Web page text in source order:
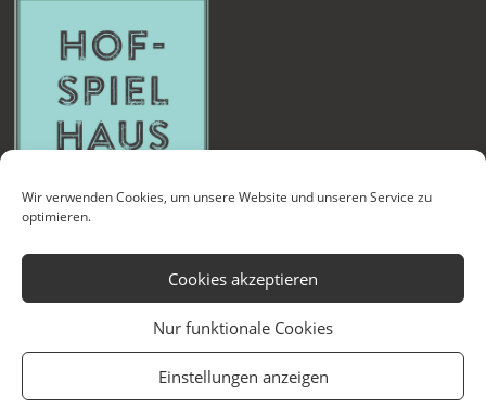
Wir verwenden Cookies, um unsere Website und unseren Service zu
optimieren.
Cookies akzeptieren
Nur funktionale Cookies
Einstellungen anzeigen
Kontakt Newsletter Datenschutzerklärung Impressum
Cookie-Richtlinie (EU) Technische Betreuung